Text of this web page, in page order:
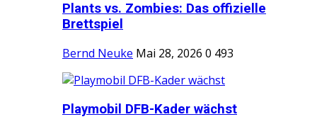
Plants vs. Zombies: Das offizielle
Brettspiel
Bernd Neuke Mai 28, 2026 0 493
Playmobil DFB-Kader wächst